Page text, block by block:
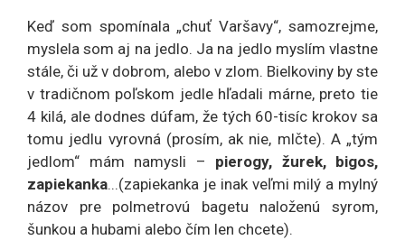
Keď som spomínala „chuť Varšavy“, samozrejme,
myslela som aj na jedlo. Ja na jedlo myslím vlastne
stále, či už v dobrom, alebo v zlom. Bielkoviny by ste
v tradičnom poľskom jedle hľadali márne, preto tie
4 kilá, ale dodnes dúfam, že tých 60-tisíc krokov sa
tomu jedlu vyrovná (prosím, ak nie, mlčte). A „tým
jedlom“ mám namysli – pierogy, žurek, bigos,
zapiekanka...(zapiekanka je inak veľmi milý a mylný
názov pre polmetrovú bagetu naloženú syrom,
šunkou a hubami alebo čím len chcete).